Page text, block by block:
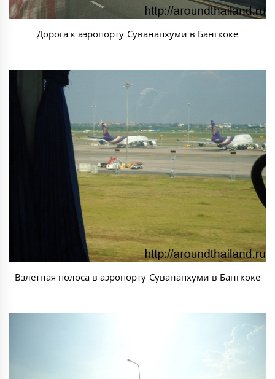
Дорога к аэропорту Суванапхуми в Бангкоке
Взлетная полоса в аэропорту Суванапхуми в Бангкоке